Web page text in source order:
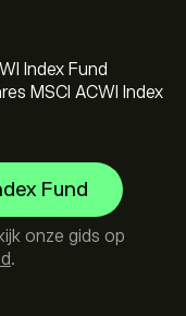
Index Fund
MSCI ACWI Index
Fund
onze gids op
.